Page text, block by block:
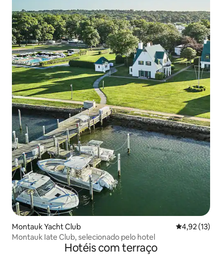
Montauk Yacht Club 4,92 de uma
4,92 (13)
Montauk Iate Club, selecionado pelo hotel
Hotéis com terraço